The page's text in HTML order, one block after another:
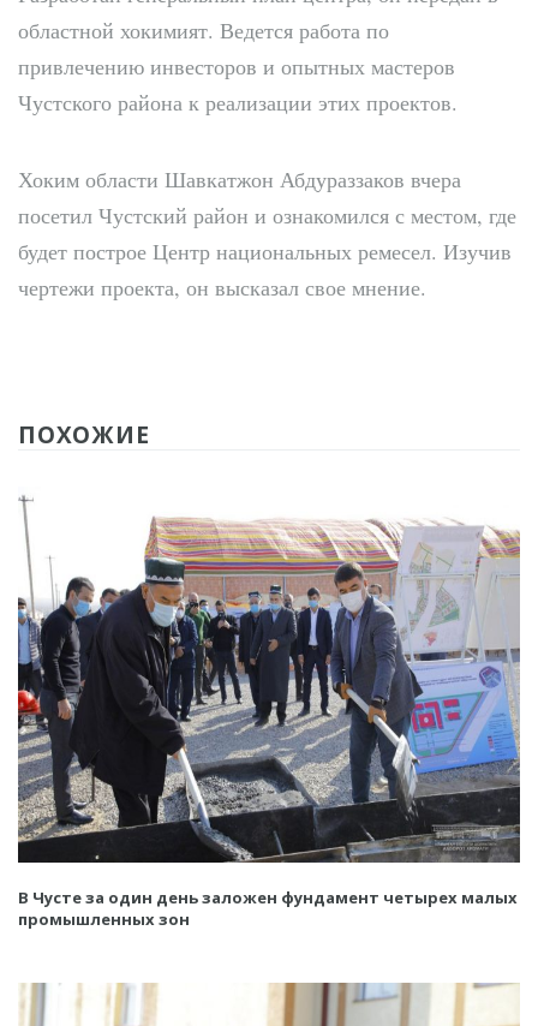
областной хокимият. Ведется работа по
привлечению инвесторов и опытных мастеров
Чустского района к реализации этих проектов.
Хоким области Шавкатжон Абдураззаков вчера
посетил Чустский район и ознакомился с местом, где
будет построе Центр национальных ремесел. Изучив
чертежи проекта, он высказал свое мнение.
ПОХОЖИЕ
В Чусте за один день заложен фундамент четырех малых
промышленных зон